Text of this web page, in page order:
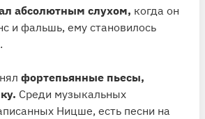
абсолютным слухом, когда он
и фальшь, ему становилось
фортепьянные пьесы,
Среди музыкальных
Ницше, есть песни на